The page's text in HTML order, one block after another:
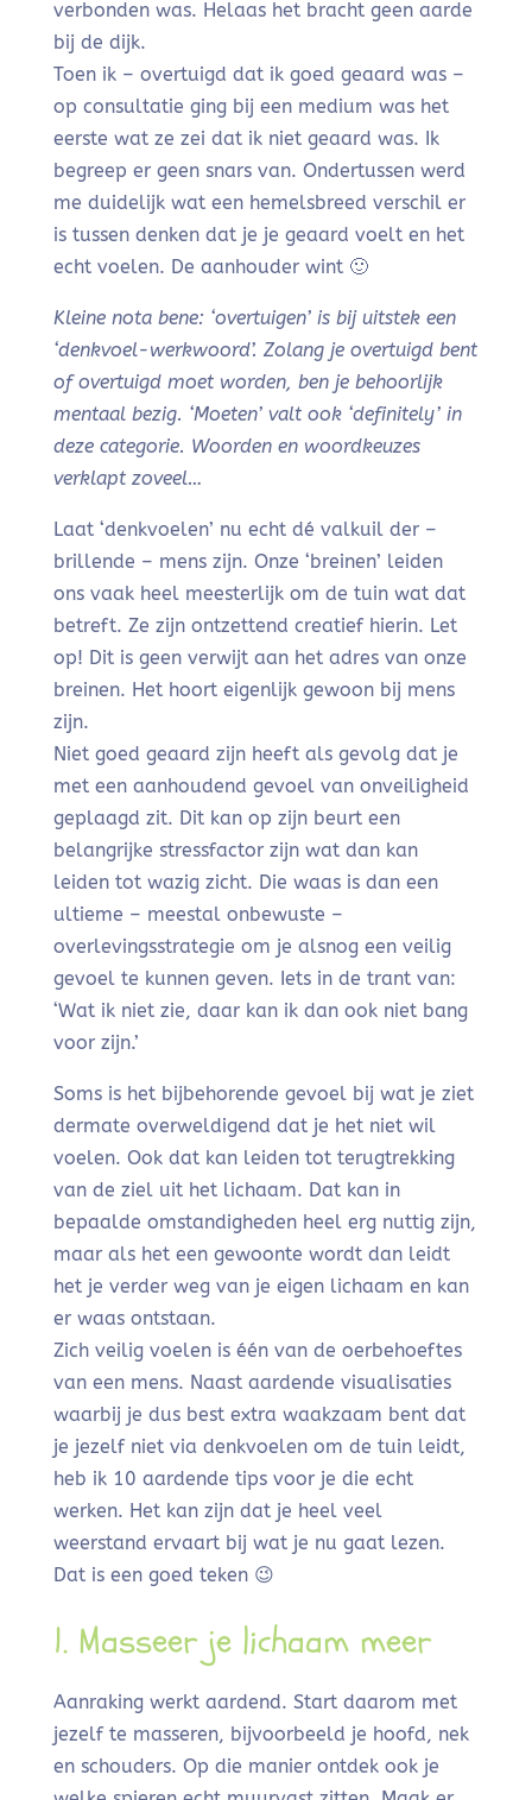
verbonden was. Helaas het bracht geen aarde
bij de dijk.
Toen ik – overtuigd dat ik goed geaard was –
op consultatie ging bij een medium was het
eerste wat ze zei dat ik niet geaard was. Ik
begreep er geen snars van. Ondertussen werd
me duidelijk wat een hemelsbreed verschil er
is tussen denken dat je je geaard voelt en het
echt voelen. De aanhouder wint 🙂
Kleine nota bene: ‘overtuigen’ is bij uitstek een
‘denkvoel-werkwoord’. Zolang je overtuigd bent
of overtuigd moet worden, ben je behoorlijk
mentaal bezig. ‘Moeten’ valt ook ‘definitely’ in
deze categorie. Woorden en woordkeuzes
verklapt zoveel…
Laat ‘denkvoelen’ nu echt dé valkuil der –
brillende – mens zijn. Onze ‘breinen’ leiden
ons vaak heel meesterlijk om de tuin wat dat
betreft. Ze zijn ontzettend creatief hierin. Let
op! Dit is geen verwijt aan het adres van onze
breinen. Het hoort eigenlijk gewoon bij mens
zijn.
Niet goed geaard zijn heeft als gevolg dat je
met een aanhoudend gevoel van onveiligheid
geplaagd zit. Dit kan op zijn beurt een
belangrijke stressfactor zijn wat dan kan
leiden tot wazig zicht. Die waas is dan een
ultieme – meestal onbewuste –
overlevingsstrategie om je alsnog een veilig
gevoel te kunnen geven. Iets in de trant van:
‘Wat ik niet zie, daar kan ik dan ook niet bang
voor zijn.’
Soms is het bijbehorende gevoel bij wat je ziet
dermate overweldigend dat je het niet wil
voelen. Ook dat kan leiden tot terugtrekking
van de ziel uit het lichaam. Dat kan in
bepaalde omstandigheden heel erg nuttig zijn,
maar als het een gewoonte wordt dan leidt
het je verder weg van je eigen lichaam en kan
er waas ontstaan.
Zich veilig voelen is één van de oerbehoeftes
van een mens. Naast aardende visualisaties
waarbij je dus best extra waakzaam bent dat
je jezelf niet via denkvoelen om de tuin leidt,
heb ik 10 aardende tips voor je die echt
werken. Het kan zijn dat je heel veel
weerstand ervaart bij wat je nu gaat lezen.
Dat is een goed teken 😉
1. Masseer je lichaam meer
Aanraking werkt aardend. Start daarom met
jezelf te masseren, bijvoorbeeld je hoofd, nek
en schouders. Op die manier ontdek ook je